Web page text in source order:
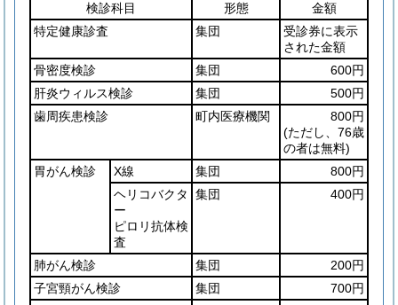
検診科目
形態
金額
特定健康診査
集団
受診券に表示
された金額
骨密度検診
集団
600円
肝炎ウィルス検診
集団
500円
歯周疾患検診
町内医療機関
800円
(ただし、76歳
の者は無料)
胃がん検診
X線 集団
800円
ヘリコバクタ
ー
ピロリ抗体検
査
集団 400円
肺がん検診 集団
200円
子宮頸がん検診
集団
700円